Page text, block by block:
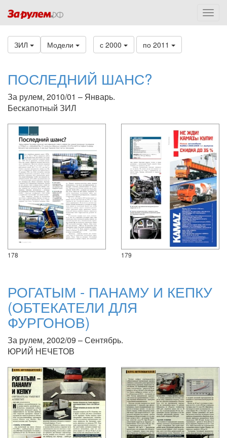
ЗИЛ Модели с 2000 по 2011
ПОСЛЕДНИЙ ШАНС?
За рулем, 2010/01 – Январь.
Бескапотный ЗИЛ
178 179
РОГАТЫМ - ПАНАМУ И КЕПКУ
(ОБТЕКАТЕЛИ ДЛЯ
ФУРГОНОВ)
За рулем, 2002/09 – Сентябрь.
ЮРИЙ НЕЧЕТОВ